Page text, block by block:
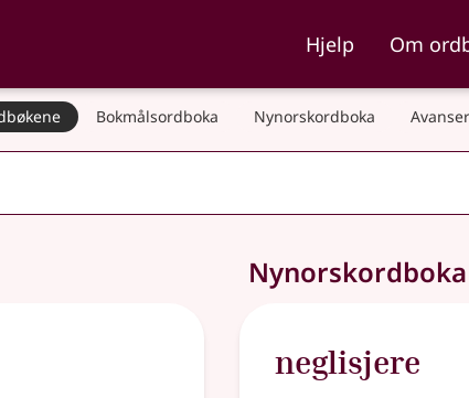
og NynorskordbokaHjelp Om
Bokmålsordboka Nynorskordboka
Nynorskordboka
neglisjere